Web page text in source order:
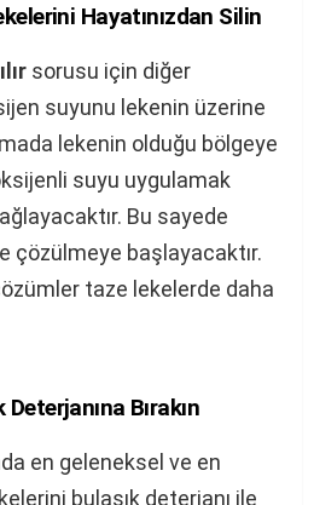
Hayatınızdan Silin
sorusu için diğer
suyunu lekenin üzerine
lekenin olduğu bölgeye
suyu uygulamak
Bu sayede
çözülmeye başlayacaktır.
taze lekelerde daha
Bırakın
en geleneksel ve en
bulaşık deterjanı ile